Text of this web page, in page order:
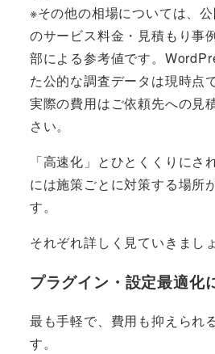
※その他の相場については、
のサービス料金・見積もり事
部による参考値です。
た公的な調査データは現時点
実際の費用はご依頼先への見
さい。
「高速化」とひとくくりにさ
には施策ごとに対策する場所
す。
それぞれ詳しく見ていきましょ
プラグイン・設定最適化
最も手軽で、費用も抑えられ
す。